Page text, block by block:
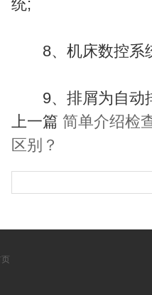
统;
8、机床数控系统
9、排屑为自动
上一篇 简单介绍检
区别？